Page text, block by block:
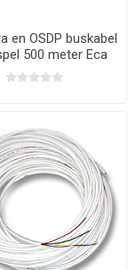
en OSDP buskabel
500 meter Eca